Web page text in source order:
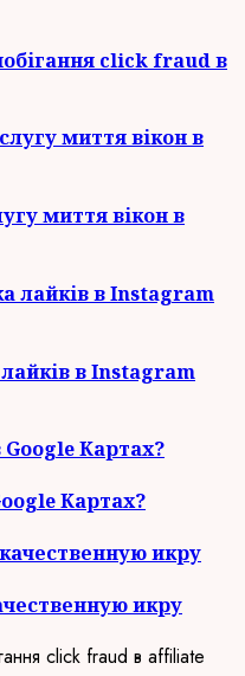
click fraud в
миття вікон в
в Instagram
Картах?
икру